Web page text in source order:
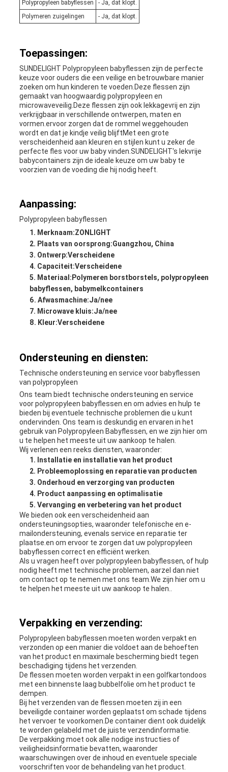
Polypropyleen babyflessen
- Ja, dat klopt.
Polymeren zuigelingen
- Ja, dat klopt.
Toepassingen:
SUNDELIGHT Polypropyleen babyflessen zijn de perfecte
keuze voor ouders die een veilige en betrouwbare manier
zoeken om hun kinderen te voeden.Deze flessen zijn
gemaakt van hoogwaardig polypropyleen en
microwaveveilig.Deze flessen zijn ook lekkagevrij en zijn
verkrijgbaar in verschillende ontwerpen, maten en
vormen.ervoor zorgen dat de rommel weggehouden
wordt en dat je kindje veilig blijftMet een grote
verscheidenheid aan kleuren en stijlen kunt u zeker de
perfecte fles voor uw baby vinden.SUNDELIGHT's lekvrije
babycontainers zijn de ideale keuze om uw baby te
voorzien van de voeding die hij nodig heeft.
Aanpassing:
Polypropyleen babyflessen
Merknaam:ZONLIGHT
Plaats van oorsprong:Guangzhou, China
Ontwerp:Verscheidene
Capaciteit:Verscheidene
Materiaal: Polymeren borstborstels, polypropyleen
babyflessen, babymelkcontainers
Afwasmachine:Ja/nee
Microwave kluis:Ja/nee
Kleur:Verscheidene
Ondersteuning en diensten:
Technische ondersteuning en service voor babyflessen
van polypropyleen
Ons team biedt technische ondersteuning en service
voor polypropyleen babyflessen.en om advies en hulp te
bieden bij eventuele technische problemen die u kunt
ondervinden. Ons team is deskundig en ervaren in het
gebruik van Polypropyleen Babyflessen, en we zijn hier om
u te helpen het meeste uit uw aankoop te halen.
Wij verlenen een reeks diensten, waaronder:
Installatie en installatie van het product
Probleemoplossing en reparatie van producten
Onderhoud en verzorging van producten
Product aanpassing en optimalisatie
Vervanging en verbetering van het product
We bieden ook een verscheidenheid aan
ondersteuningsopties, waaronder telefonische en e-
mailondersteuning, evenals service en reparatie ter
plaatse.en om ervoor te zorgen dat uw polypropyleen
babyflessen correct en efficiënt werken.
Als u vragen heeft over polypropyleen babyflessen, of hulp
nodig heeft met technische problemen, aarzel dan niet
om contact op te nemen met ons team.We zijn hier om u
te helpen het meeste uit uw aankoop te halen..
Verpakking en verzending:
Polypropyleen babyflessen moeten worden verpakt en
verzonden op een manier die voldoet aan de behoeften
van het product en maximale bescherming biedt tegen
beschadiging tijdens het verzenden.
De flessen moeten worden verpakt in een golfkartondoos
met een binnenste laag bubbelfolie om het product te
dempen.
Bij het verzenden van de flessen moeten zij in een
beveiligde container worden geplaatst om schade tijdens
het vervoer te voorkomen.De container dient ook duidelijk
te worden gelabeld met de juiste verzendinformatie.
De verpakking moet ook alle nodige instructies of
veiligheidsinformatie bevatten, waaronder
waarschuwingen over de inhoud en eventuele speciale
voorschriften voor de behandeling van het product.